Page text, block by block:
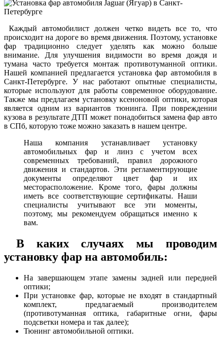
Каждый автомобилист должен четко видеть все то, что
происходит на дороге во время движения. Поэтому, установке
фар традиционно следует уделять как можно больше
внимание. Для улучшения видимости во время дождя и
тумана часто требуется монтаж противотуманной оптики.
Нашей компанией предлагается установка фар автомобиля в
Санкт-Петербурге. У нас работают опытные специалисты,
которые используют для работы современное оборудование.
Также мы предлагаем установку ксеноновой оптики, которая
является одним из вариантов тюнинга. При повреждении
кузова в результате ДТП может понадобиться замена фар авто
в СПб, которую тоже можно заказать в нашем центре.
Наша компания устанавливает установку
автомобильных фар и линз с учетом всех
современных требований, правил дорожного
движения и стандартов. Эти регламентирующие
документы определяют цвет фар и их
месторасположение. Кроме того, фары должны
иметь все соответствующие сертификаты. Наши
специалисты учитывают все эти моменты,
поэтому, мы рекомендуем обращаться именно к
вам.
В каких случаях мы проводим
установку фар на автомобиль:
На завершающем этапе замены задней или передней
оптики;
При установке фар, которые не входят в стандартный
комплект, предлагаемый производителем
(противотуманная оптика, габаритные огни, фары
подсветки номера и так далее);
Тюнинг автомобильной оптики.